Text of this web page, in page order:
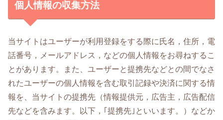
個人情報の収集方法
当サイトはユーザーが利用登録をする際に氏名，住所，電
話番号，メールアドレス，などの個人情報をお尋ねするこ
とがあります。また、ユーザーと提携先などとの間でなさ
れたユーザーの個人情報を含む取引記録や決済に関する情
報を、当サイトの提携先（情報提供元，広告主，広告配信
先などを含みます。以下，｢提携先｣といいます。）などか